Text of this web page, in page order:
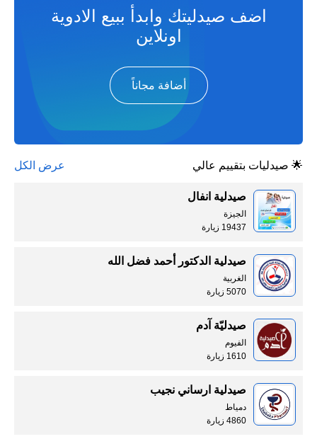
اضف صيدليتك وابدأ ببيع الادوية
اونلاين
أضافة مجاناً
🌟 صيدليات بتقييم عالي عرض الكل
صيدلية انفال
الجيزة
19437 زيارة
صيدلية الدكتور أحمد فضل الله
الغربية
5070 زيارة
صيدليّة آدم
الفيوم
1610 زيارة
صيدلية ارساني نجيب
دمياط
4860 زيارة